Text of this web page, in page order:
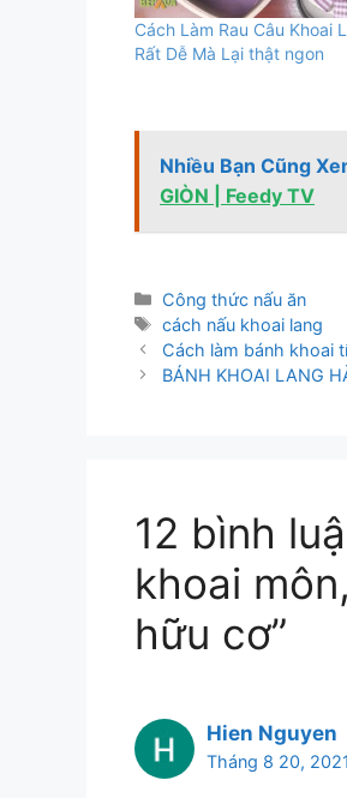
Cách Làm Rau Câu Khoai
Rất Dễ Mà Lại thật ngon
Nhiều Bạn Cũng
GIÒN | Feedy TV
Danh
mục
Công thức nấu ăn
Thẻ
cách nấu khoai lang
Cách làm bánh khoai
BÁNH KHOAI LANG
12 bình
khoai
hữu cơ”
Hien Nguyen
Tháng 8 20,